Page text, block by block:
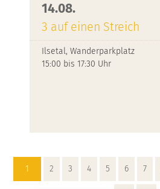
14.08.
3 auf einen Streich
Ilsetal, Wanderparkplatz
15:00 bis 17:30 Uhr
1 2 3 4 5 6 7